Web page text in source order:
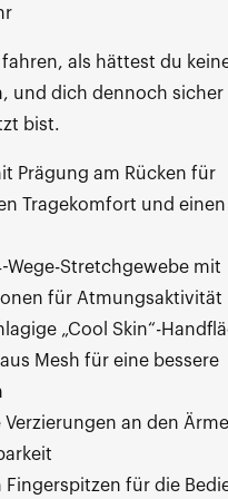
als hättest du
und dich dennoch
bist.
Prägung am Rücken für
Tragekomfort und
Wege-Stretchgewebe mit
für Atmungsaktivität
„Cool Skin“-
Mesh für eine bessere
Verzierungen an den
Fingerspitzen für die